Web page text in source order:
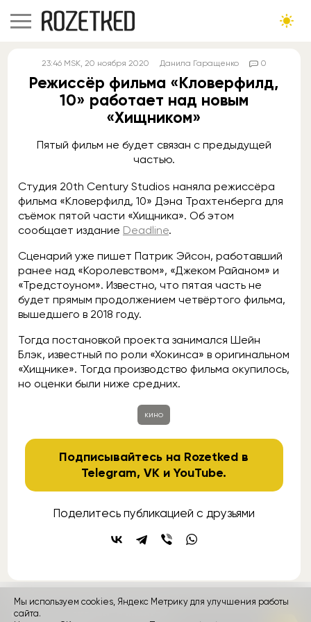
23:46 MSK, 20 ноября 2020 Данила Гаращенко 0
Режиссёр фильма «Кловерфилд,
10» работает над новым
«Хищником»
Пятый фильм не будет связан с предыдущей
частью.
Студия 20th Century Studios наняла режиссёра
фильма «Кловерфилд, 10» Дэна Трахтенберга для
съёмок пятой части «Хищника». Об этом
сообщает издание Deadline.
Сценарий уже пишет Патрик Эйсон, работавший
ранее над «Королевством», «Джеком Райаном» и
«Тредстоуном». Известно, что пятая часть не
будет прямым продолжением четвёртого фильма,
вышедшего в 2018 году.
Тогда постановкой проекта занимался Шейн
Блэк, известный по роли «Хокинса» в оригинальном
«Хищнике». Тогда производство фильма окупилось,
но оценки были ниже средних.
кино
Подписывайтесь на Rozetked в
Telegram,VK иYouTube.
Поделитесь публикацией с друзьями
контакты
Мы используем cookies, Яндекс Метрику для улучшения работы
сайта.